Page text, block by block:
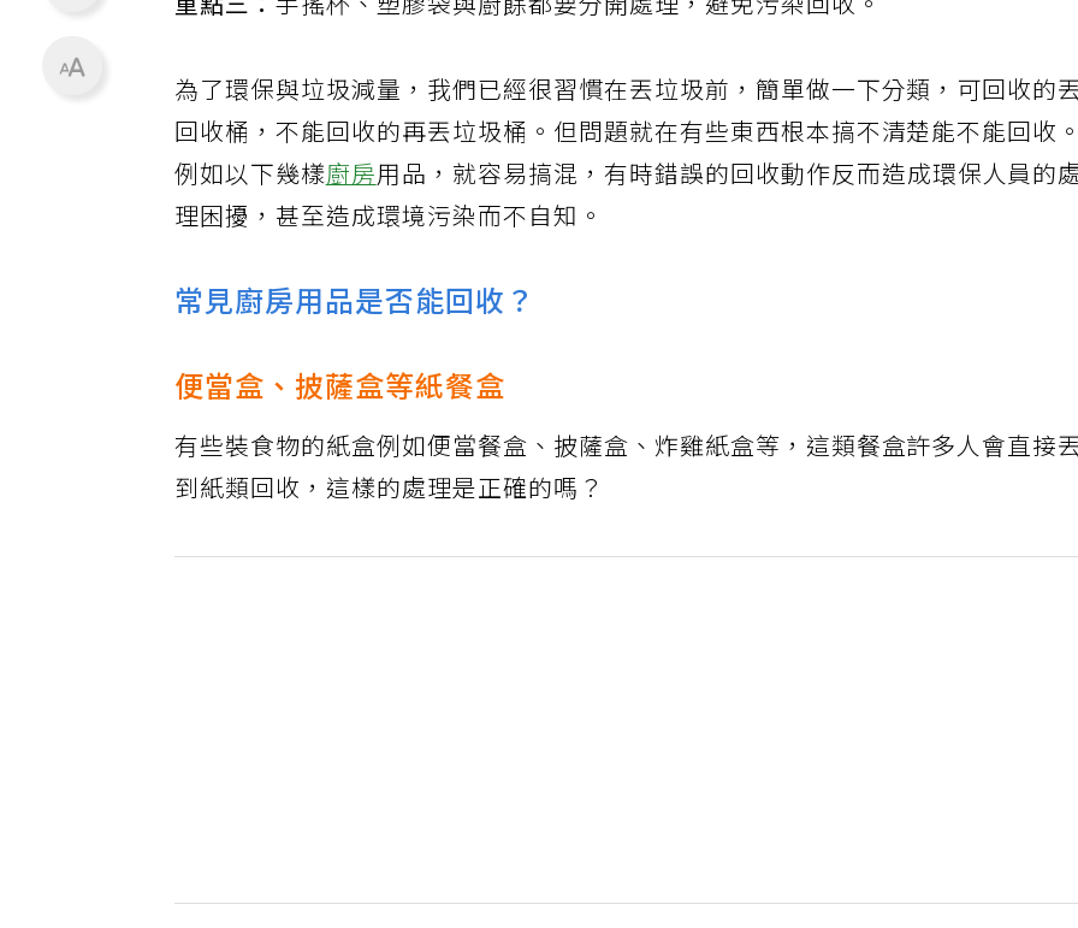
重點三：手搖杯、塑膠袋與廚餘都要分開處理，避免污染回收。
為了環保與垃圾減量，我們已經很習慣在丟垃圾前，簡單做一下分類，可回收的
回收桶，不能回收的再丟垃圾桶。但問題就在有些東西根本搞不清楚能不能回收
例如以下幾樣廚房用品，就容易搞混，有時錯誤的回收動作反而造成環保人員的
理困擾，甚至造成環境污染而不自知。
常見廚房用品是否能回收？
便當盒、披薩盒等紙餐盒
有些裝食物的紙盒例如便當餐盒、披薩盒、炸雞紙盒等，這類餐盒許多人會直接
到紙類回收，這樣的處理是正確的嗎？